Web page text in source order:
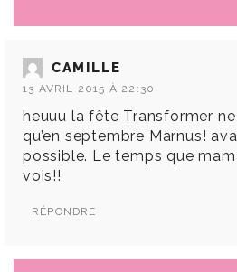
CAMILLE
13 AVRIL 2015 À 22:30
heuuu la fête Transformer
qu’en septembre Marnus!
possible. Le temps que
vois!!
RÉPONDRE